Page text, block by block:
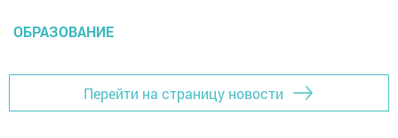
ОБРАЗОВАНИЕ
Перейти на страницу новости